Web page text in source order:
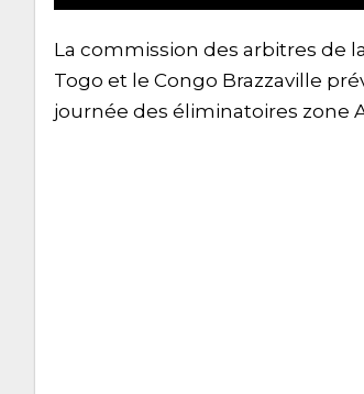
La commission des arbitres de
Togo et le Congo Brazzaville
journée des éliminatoires zone